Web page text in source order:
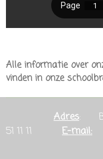
Alle informatie over
vinden in onze
Adres:
51 11 11 E-mail: